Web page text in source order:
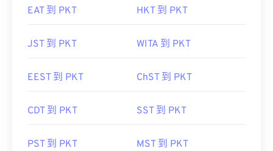
EAT 到 PKT HKT 到 PKT
JST 到 PKT WITA 到 PKT
EEST 到 PKT ChST 到 PKT
CDT 到 PKT SST 到 PKT
PST 到 PKT MST 到 PKT